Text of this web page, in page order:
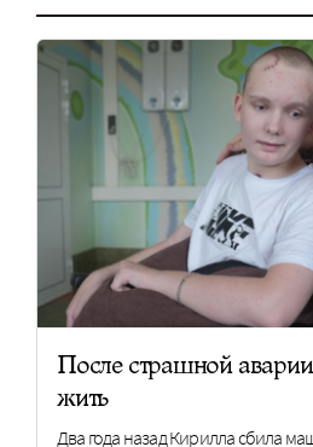
После страшной
жить
Два года назад Кирилла сбила